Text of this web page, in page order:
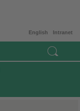
Intranet
English